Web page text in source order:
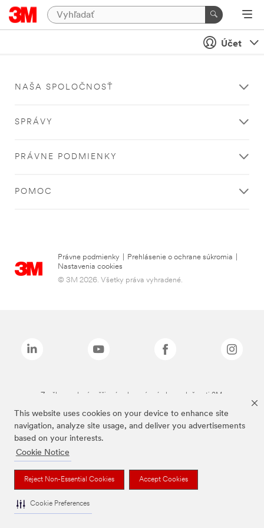
This website uses cookies on your device to enhance site
navigation, analyze site usage, and deliver you advertisements
based on your interests.
Cookie Notice
Reject Non-Essential Cookies Accept Cookies
Cookie Preferences
Účet
NAŠA SPOLOČNOSŤ
SPRÁVY
PRÁVNE PODMIENKY
POMOC
Právne podmienky Prehlásenie o ochrane súkromia
Nastavenia cookies
© 3M 2026. Všetky práva vyhradené.
Značky uvedené vyššie sú ochranné známky spoločnosti 3M.